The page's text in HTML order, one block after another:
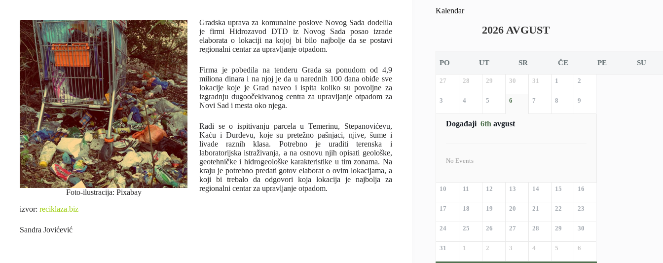
Foto-ilustracija: Pixabay
Gradska uprava za komunalne poslove Novog Sada dodelila
je firmi Hidrozavod DTD iz Novog Sada posao izrade
elaborata o lokaciji na kojoj bi bilo najbolje da se postavi
regionalni centar za upravljanje otpadom.
Firma je pobedila na tenderu Grada sa ponudom od 4,9
miliona dinara i na njoj je da u narednih 100 dana obiđe sve
lokacije koje je Grad naveo i ispita koliko su povoljne za
izgradnju dugoočekivanog centra za upravljanje otpadom za
Novi Sad i mesta oko njega.
Radi se o ispitivanju parcela u Temerinu, Stepanovićevu,
Kaću i Đurđevu, koje su pretežno pašnjaci, njive, šume i
livade raznih klasa. Potrebno je uraditi terenska i
laboratorijska istraživanja, a na osnovu njih opisati geološke,
geotehničke i hidrogeološke karakteristike u tim zonama. Na
kraju je potrebno predati gotov elaborat o ovim lokacijama, a
koji bi trebalo da odgovori koja lokacija je najbolja za
regionalni centar za upravljanje otpadom.
izvor: reciklaza.biz
Sandra Jovićević
Kalendar
2026 AVGUST
PO UT SR ČE PE SU
27 28 29 30 31 1 2
3 4 5 6 7 8 9
Događaji 6th avgust
No Events
10 11 12 13 14 15 16
17 18 19 20 21 22 23
24 25 26 27 28 29 30
31 1 2 3 4 5 6